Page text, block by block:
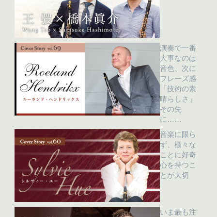
演奏で一番
大事なのは
音色、次に
フレーズ感
「技術の素
晴らしさ」
その先
に……
音楽に限ら
ず、様々な
ことに好奇
心を持つこ
とが大切
いま最も注